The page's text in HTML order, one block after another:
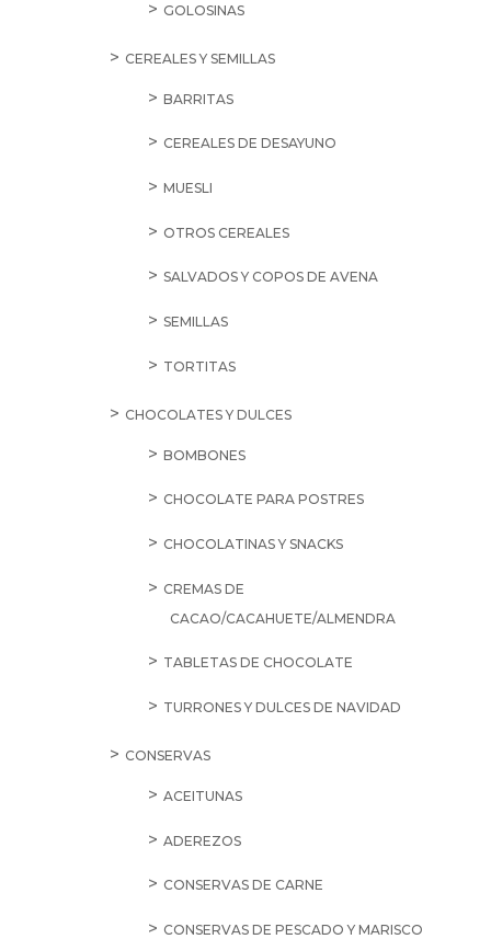
GOLOSINAS
CEREALES Y SEMILLAS
BARRITAS
CEREALES DE DESAYUNO
MUESLI
OTROS CEREALES
SALVADOS Y COPOS DE AVENA
SEMILLAS
TORTITAS
CHOCOLATES Y DULCES
BOMBONES
CHOCOLATE PARA POSTRES
CHOCOLATINAS Y SNACKS
CREMAS DE
CACAO/CACAHUETE/ALMENDRA
TABLETAS DE CHOCOLATE
TURRONES Y DULCES DE NAVIDAD
CONSERVAS
ACEITUNAS
ADEREZOS
CONSERVAS DE CARNE
CONSERVAS DE PESCADO Y MARISCO